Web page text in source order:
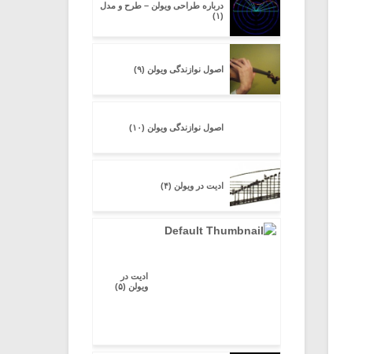
درباره طراحی ویولن – طرح و مدل
(۱)
اصول نوازندگی ویولن (۹)
اصول نوازندگی ویولن (۱۰)
ادیت در ویولن (۴)
ادیت در
ویولن (۵)